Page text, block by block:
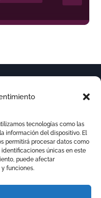
tecnologías como las
información del dispositivo. El
permitirá procesar datos como
únicas en este
puede afectar
funciones.